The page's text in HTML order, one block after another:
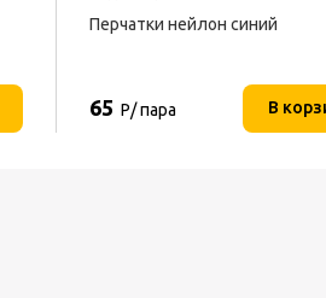
Перчатки нейлон синий
65 Р/ пара В